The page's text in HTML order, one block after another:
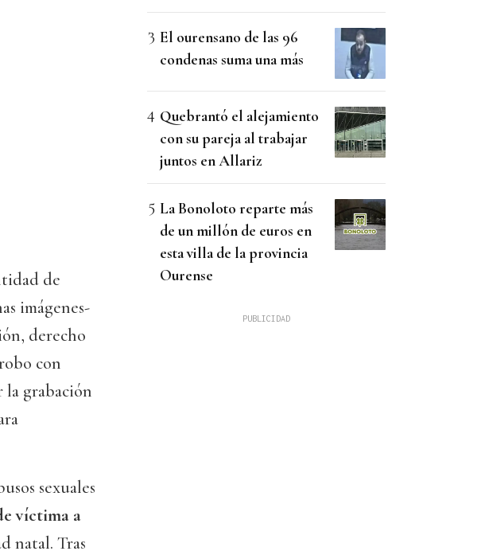
de
imágenes-
derecho
con
la grabación
sexuales
víctima a
natal. Tras
El ourensano de las 96
condenas suma una más
Quebrantó el alejamiento
con su pareja al trabajar
juntos en Allariz
La Bonoloto reparte más
de un millón de euros en
esta villa de la provincia
Ourense